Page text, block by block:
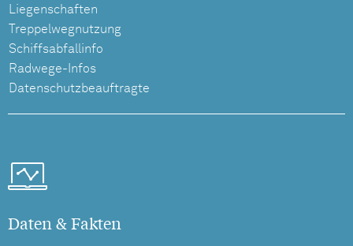
Liegenschaften
Treppelwegnutzung
Schiffsabfallinfo
Radwege-Infos
Datenschutzbeauftragte
Daten & Fakten